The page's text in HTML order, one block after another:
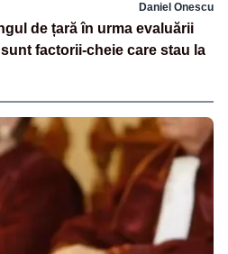
Daniel Onescu
de țară în urma evaluării
sunt factorii-cheie care stau la